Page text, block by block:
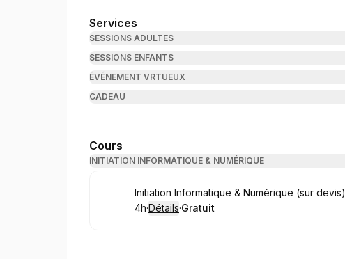
Services
SESSIONS ADULTES
SESSIONS ENFANTS
ÉVÉNEMENT VRTUEUX
CADEAU
Cours
INITIATION INFORMATIQUE & NUMÉRIQUE
Réserver
Initiation Informatique & Numérique (sur devis)
.Durée de l'appel
4h·Détails·
.Prix:
Gratuit